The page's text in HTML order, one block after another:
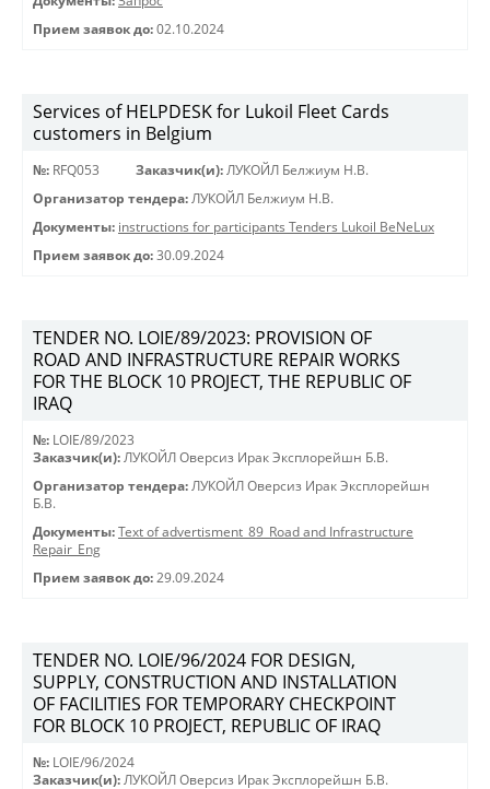
Прием заявок до: 02.10.2024
Services of HELPDESK for Lukoil Fleet Cards
customers in Belgium
№: RFQ053 Заказчик(и): ЛУКОЙЛ Белжиум Н.В.
Организатор тендера: ЛУКОЙЛ Белжиум Н.В.
Документы: instructions for participants Tenders Lukoil BeNeLux
Прием заявок до: 30.09.2024
TENDER NO. LOIE/89/2023: PROVISION OF
ROAD AND INFRASTRUCTURE REPAIR WORKS
FOR THE BLOCK 10 PROJECT, THE REPUBLIC OF
IRAQ
№: LOIE/89/2023
Заказчик(и): ЛУКОЙЛ Оверсиз Ирак Эксплорейшн Б.В.
Организатор тендера: ЛУКОЙЛ Оверсиз Ирак Эксплорейшн
Б.В.
Документы: Text of advertisment_89_Road and Infrastructure
Repair_Eng
Прием заявок до: 29.09.2024
TENDER NO. LOIE/96/2024 FOR DESIGN,
SUPPLY, CONSTRUCTION AND INSTALLATION
OF FACILITIES FOR TEMPORARY CHECKPOINT
FOR BLOCK 10 PROJECT, REPUBLIC OF IRAQ
№: LOIE/96/2024
Заказчик(и): ЛУКОЙЛ Оверсиз Ирак Эксплорейшн Б.В.